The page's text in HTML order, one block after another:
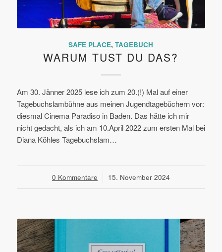
SAFE PLACE,TAGEBUCH
WARUM TUST DU DAS?
Am 30. Jänner 2025 lese ich zum 20.(!) Mal auf einer
Tagebuchslambühne aus meinen Jugendtagebüchern vor:
diesmal Cinema Paradiso in Baden. Das hätte ich mir
nicht gedacht, als ich am 10.April 2022 zum ersten Mal bei
Diana Köhles Tagebuchslam…
0 Kommentare
/ 15. November 2024